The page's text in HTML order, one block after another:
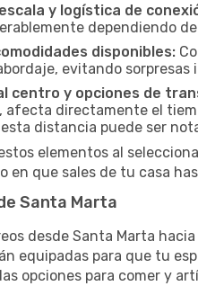
y logística de
dependiendo
disponibles:
evitando sorpresas
centro y opciones de
afecta directamente el
distancia puede ser
elementos al
en que sales de tu casa
Santa Marta
desde Santa Marta
equipadas para que tu
opciones para comer y